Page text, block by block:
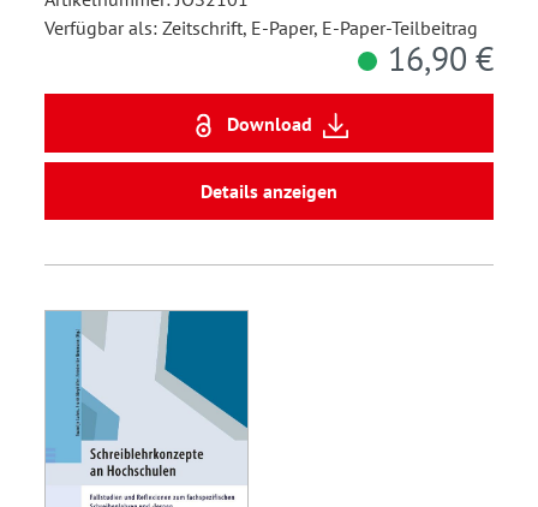
Verfügbar als: Zeitschrift, E-Paper, E-Paper-Teilbeitrag
16,90 €
Download
Details anzeigen